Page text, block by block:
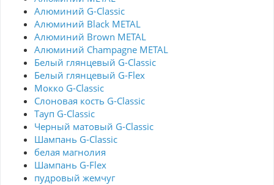
Алюминий G-Classic
Алюминий Black METAL
Алюминий Brown METAL
Алюминий Champagne METAL
Белый глянцевый G-Classic
Белый глянцевый G-Flex
Мокко G-Classic
Слоновая кость G-Classic
Тауп G-Classic
Черный матовый G-Classic
Шампань G-Classic
белая магнолия
Шампань G-Flex
пудровый жемчуг